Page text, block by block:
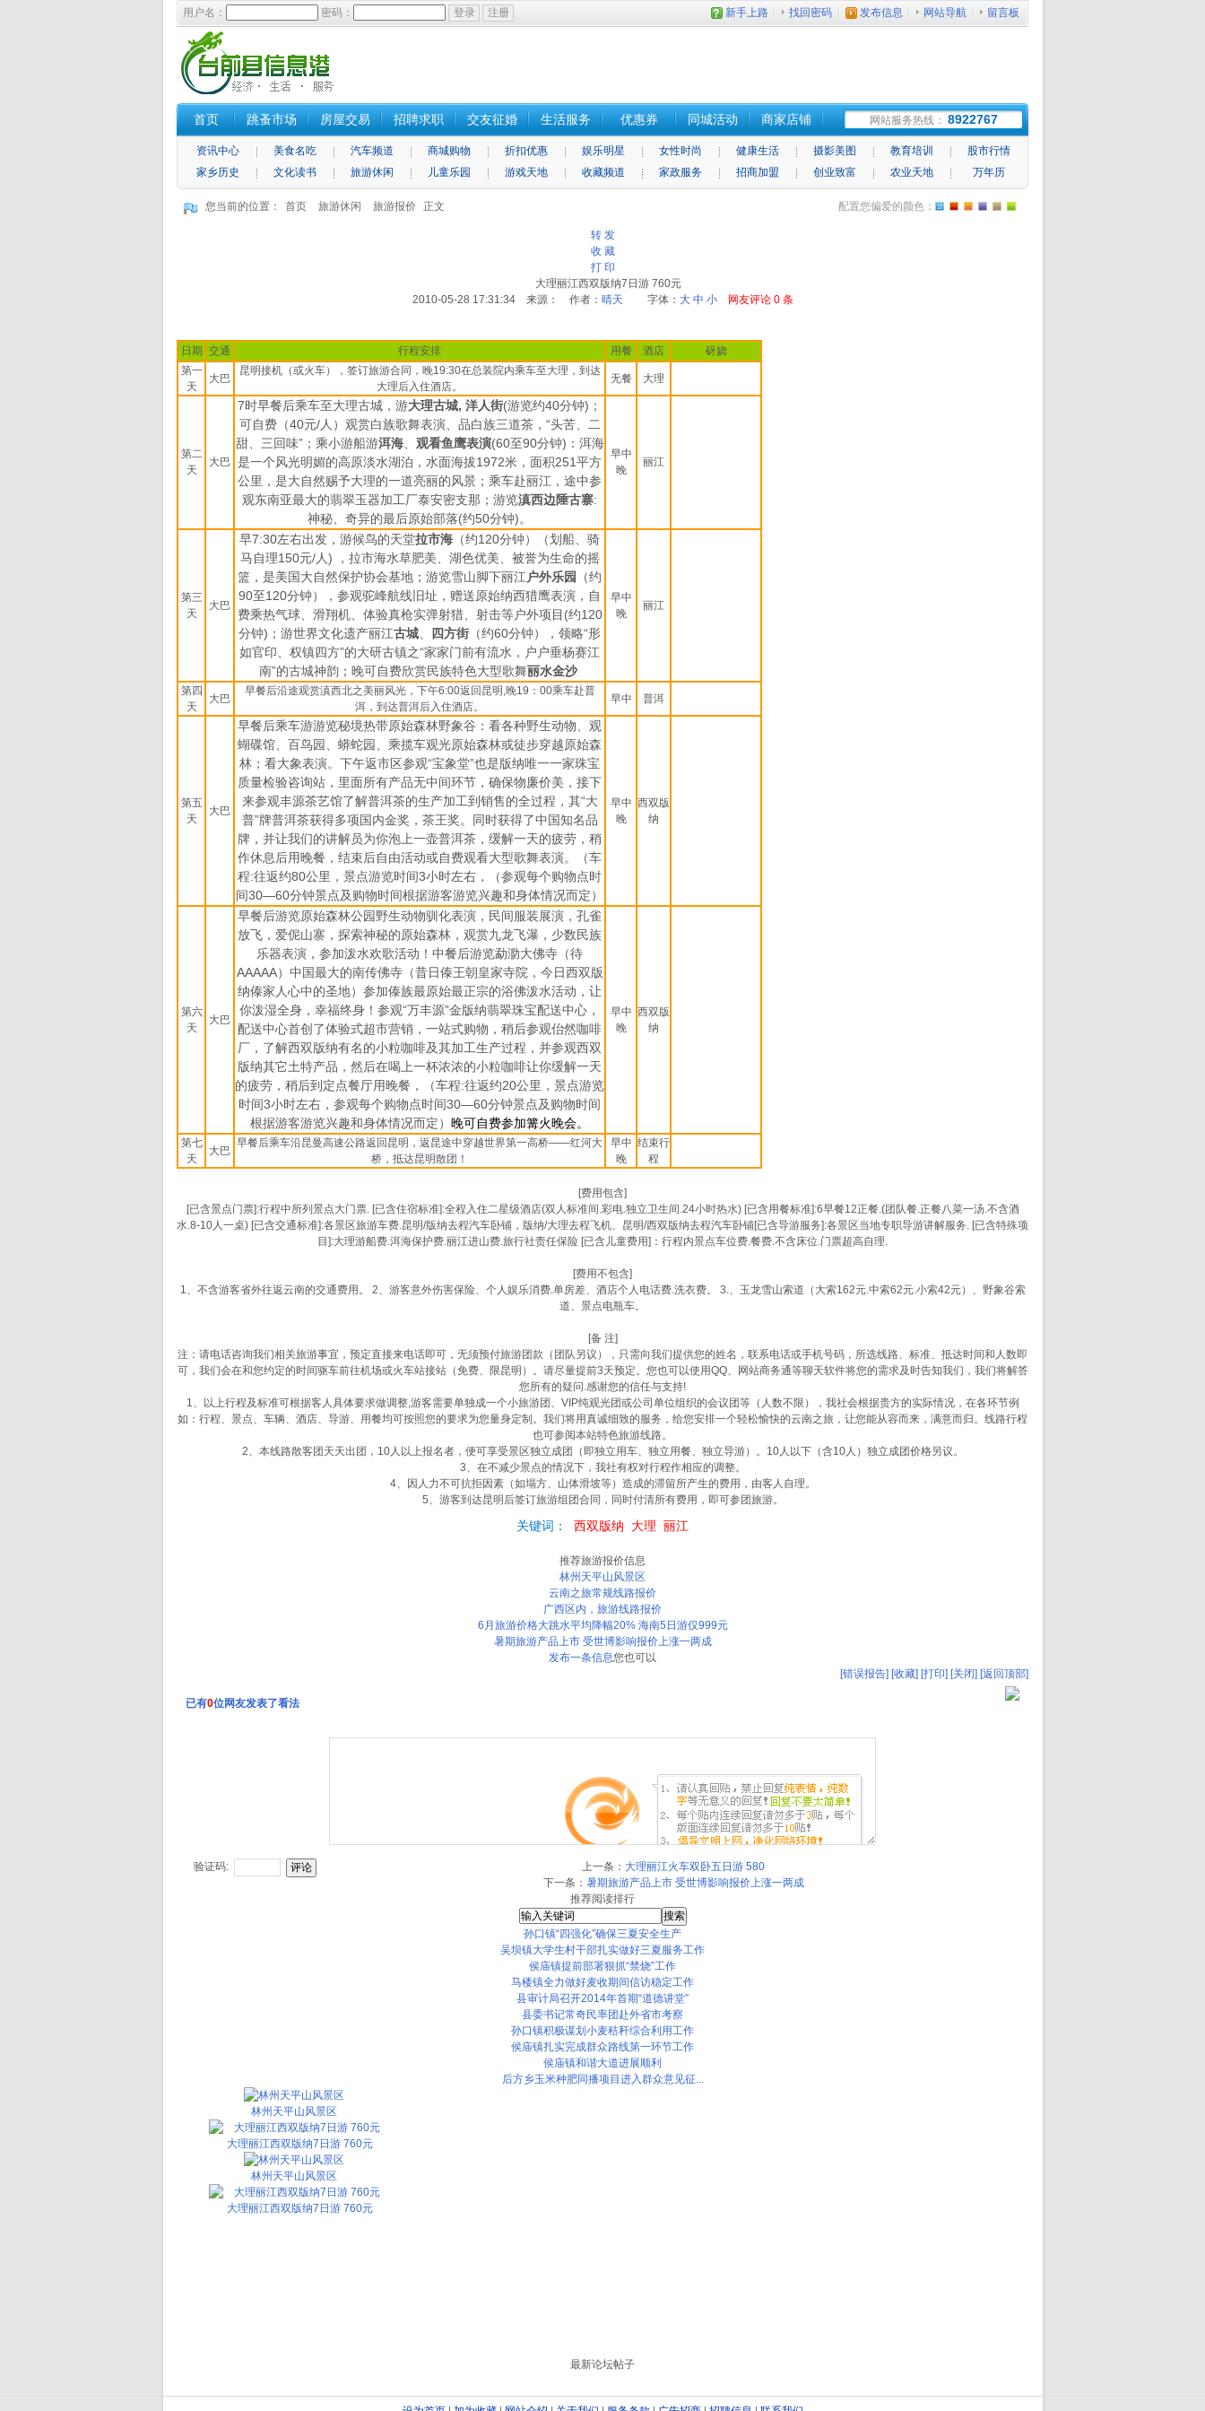
用户名： 密码： 新手上路 找回密码 发布信息 网站导航 留言板
首页 跳蚤市场 房屋交易 招聘求职 交友征婚 生活服务 优惠券 同城活动 商家店铺 网站服务热线： 8922767
资讯中心 美食名吃 汽车频道 商城购物 折扣优惠 娱乐明星 女性时尚 健康生活 摄影美图 教育培训
股市行情
家乡历史
文化读书 旅游休闲 儿童乐园 游戏天地 收藏频道 家政服务 招商加盟 创业致富 农业天地 万年历
您当前的位置： 首页 旅游休闲 旅游报价 正文 配置您偏爱的颜色：
转 发
收 藏
打 印
大理丽江西双版纳7日游 760元
2010-05-28 17:31:34 来源： 作者： 晴天 字体： 大 中 小 网友评论 0条
日期 交通 行程安排 用餐 酒店
砑娆
第一
天
大巴
昆明接机（或火车），签订旅游合同，晚19:30在总装院内乘车至大理，到达
大理后入住酒店。
无餐 大理
第二
天
大巴
7时早餐后乘车至大理古城，游大理古城, 洋人街(游览约40分钟) ；
可自费（40元/人）观赏白族歌舞表演、品白族三道茶，“头苦、二
甜、三回味”；乘小游船游洱海、 观看鱼鹰表演(60至90分钟) ：洱海
是一个风光明媚的高原淡水湖泊，水面海拔1972米 ，面积251平方
公里，是大自然赐予大理的一道亮丽的风景；乘车赴丽江，途中参
观东南亚最大的翡翠玉器加工厂泰安密支那；游览滇西边陲古寨:
神秘、奇异的最后原始部落(约50分钟)。
早中
晚
丽江
第三
天
大巴
早7:30左右出发，游候鸟的天堂拉市海 （约120分钟）（划船、骑
马自理150元/人)
，拉市海水草肥美、湖色优美、被誉为生命的摇
篮，是美国大自然保护协会基地；游览雪山脚下丽江 户外乐园
（约
90至120分钟），参观驼峰航线旧址，赠送原始纳西猎鹰表演，自
费乘热气球、滑翔机、体验真枪实弹射猎、射击等户外项目 (约120
分钟) ；游世界文化遗产丽江古城 四方街 （约60分钟），领略“形
如官印、权镇四方”的大研古镇之“家家门前有流水，户户垂杨赛江
南”的古城神韵；晚可自费欣赏民族特色大型歌舞丽水金沙
早中
晚
丽江
第四
天
大巴
早餐后沿途观赏滇西北之美丽风光，下午6:00返回昆明,晚19：00乘车赴普
洱，到达普洱后入住酒店。
早中 普洱
第五
天
大巴
早餐后乘车游游览秘境热带原始森林野象谷：看各种野生动物、观
蝴碟馆、百鸟园、蟒蛇园、乘揽车观光原始森林或徒步穿越原始森
林；看大象表演。下午返市区参观“宝象堂”也是版纳唯一一家珠宝
质量检验咨询站，里面所有产品无中间环节，确保物廉价美，接下
来参观丰源茶艺馆了解普洱茶的生产加工到销售的全过程，其“大
普”牌普洱茶获得多项国内金奖，茶王奖。同时获得了中国知名品
牌，并让我们的讲解员为你泡上一壶普洱茶，缓解一天的疲劳，稍
作休息后用晚餐，结束后自由活动或自费观看大型歌舞表演。（车
程:往返约80公里，景点游览时间3小时左右，（参观每个购物点时
间30—60分钟景点及购物时间根据游客游览兴趣和身体情况而定）
早中
晚
西双版
纳
第六
天
大巴
早餐后游览原始森林公园野生动物驯化表演，民间服装展演，孔雀
放飞，爱伲山寨，探索神秘的原始森林，观赏九龙飞瀑，少数民族
乐器表演，参加泼水欢歌活动！中餐后游览勐泐大佛寺（待
AAAAA）中国最大的南传佛寺（昔日傣王朝皇家寺院，今日西双版
纳傣家人心中的圣地）参加傣族最原始最正宗的浴佛泼水活动，让
你泼湿全身，幸福终身！参观“万丰源”金版纳翡翠珠宝配送中心，
配送中心首创了体验式超市营销，一站式购物，稍后参观佁然咖啡
厂，了解西双版纳有名的小粒咖啡及其加工生产过程，并参观西双
版纳其它土特产品，然后在喝上一杯浓浓的小粒咖啡让你缓解一天
的疲劳，稍后到定点餐厅用晚餐，（车程:往返约20公里，景点游览
时间3小时左右，参观每个购物点时间30—60分钟景点及购物时间
根据游客游览兴趣和身体情况而定） 晚可自费参加篝火晚会。
早中
晚
西双版
纳
第七
天
大巴
早餐后乘车沿昆曼高速公路返回昆明，返昆途中穿越世界第一高桥——红河大
桥，抵达昆明散团！
早中
晚
结束行
程
[费用包含]
[已含景点门票]:行程中所列景点大门票. [已含住宿标准]:全程入住二星级酒店(双人标准间.彩电.独立卫生间.24小时热水) [已含用餐标准]:6早餐12正餐.(团队餐.正餐八菜一汤.不含酒
水.8-10人一桌) [已含交通标准]:各景区旅游车费.昆明/版纳去程汽车卧铺，版纳/大理去程飞机、昆明/西双版纳去程汽车卧铺[已含导游服务]:各景区当地专职导游讲解服务. [已含特殊项
目]:大理游船费.洱海保护费.丽江进山费.旅行社责任保险 [已含儿童费用]：行程内景点车位费.餐费.不含床位.门票超高自理.
[费用不包含]
1、不含游客省外往返云南的交通费用。 2、游客意外伤害保险、个人娱乐消费.单房差、酒店个人电话费.洗衣费。 3.、玉龙雪山索道（大索162元.中索62元.小索42元）、野象谷索
道、景点电瓶车。
[备 注]
注：请电话咨询我们相关旅游事宜，预定直接来电话即可，无须预付旅游团款（团队另议），只需向我们提供您的姓名，联系电话或手机号码，所选线路、标准、抵达时间和人数即
可，我们会在和您约定的时间驱车前往机场或火车站接站（免费、限昆明）。请尽量提前3天预定。您也可以使用QQ、网站商务通等聊天软件将您的需求及时告知我们，我们将解答
您所有的疑问.感谢您的信任与支持!
1、以上行程及标准可根据客人具体要求做调整,游客需要单独成一个小旅游团、VIP纯观光团或公司单位组织的会议团等（人数不限），我社会根据贵方的实际情况，在各环节例
如：行程、景点、车辆、酒店、导游、用餐均可按照您的要求为您量身定制。我们将用真诚细致的服务，给您安排一个轻松愉快的云南之旅，让您能从容而来，满意而归。线路行程
也可参阅本站特色旅游线路。
2、本线路散客团天天出团，10人以上报名者，便可享受景区独立成团（即独立用车、独立用餐、独立导游）。10人以下（含10人）独立成团价格另议。
3、在不减少景点的情况下，我社有权对行程作相应的调整。
4、因人力不可抗拒因素（如塌方、山体滑坡等）造成的滞留所产生的费用，由客人自理。
5、游客到达昆明后签订旅游组团合同，同时付清所有费用，即可参团旅游。
关键词： 西双版纳 大理 丽江
推荐旅游报价信息
林州天平山风景区
云南之旅常规线路报价
广西区内，旅游线路报价
6月旅游价格大跳水平均降幅20% 海南5日游仅999元
暑期旅游产品上市 受世博影响报价上涨一两成
发布一条信息您也可以
[错误报告] [收藏] [打印] [关闭] [返回顶部]
已有0位网友发表了看法
验证码: 上一条： 大理丽江火车双卧五日游 580
下一条： 暑期旅游产品上市 受世博影响报价上涨一两成
推荐阅读排行
孙口镇“四强化”确保三夏安全生产
吴坝镇大学生村干部扎实做好三夏服务工作
侯庙镇提前部署狠抓“禁烧”工作
马楼镇全力做好麦收期间信访稳定工作
县审计局召开2014年首期“道德讲堂”
县委书记常奇民率团赴外省市考察
孙口镇积极谋划小麦秸秆综合利用工作
侯庙镇扎实完成群众路线第一环节工作
侯庙镇和谐大道进展顺利
后方乡玉米种肥同播项目进入群众意见征...
林州天平山风景区
大理丽江西双版纳7日游 760元
林州天平山风景区
大理丽江西双版纳7日游 760元
最新论坛帖子